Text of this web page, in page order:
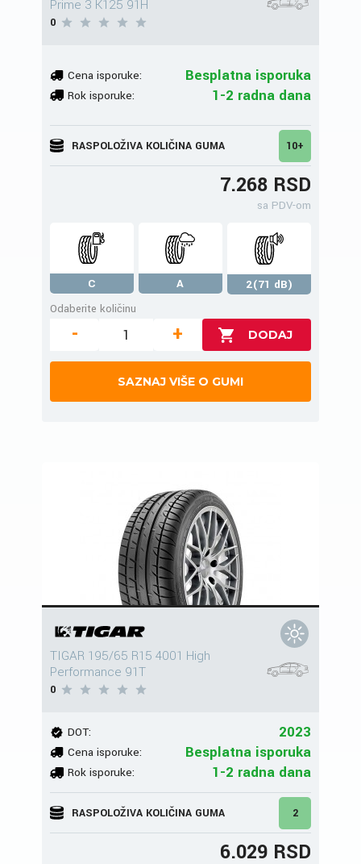
Prime 3 K125 91H
0
Cena isporuke: Besplatna isporuka
Rok isporuke: 1-2 radna dana
RASPOLOŽIVA KOLIČINA GUMA 10+
7.268 RSD
sa PDV-om
C A
2(71 dB)
Odaberite količinu
- +
SAZNAJ VIŠE O GUMI
TIGAR 195/65 R15 4001 High
Performance 91T
0
DOT: 2023
Cena isporuke: Besplatna isporuka
Rok isporuke: 1-2 radna dana
RASPOLOŽIVA KOLIČINA GUMA 2
6.029 RSD